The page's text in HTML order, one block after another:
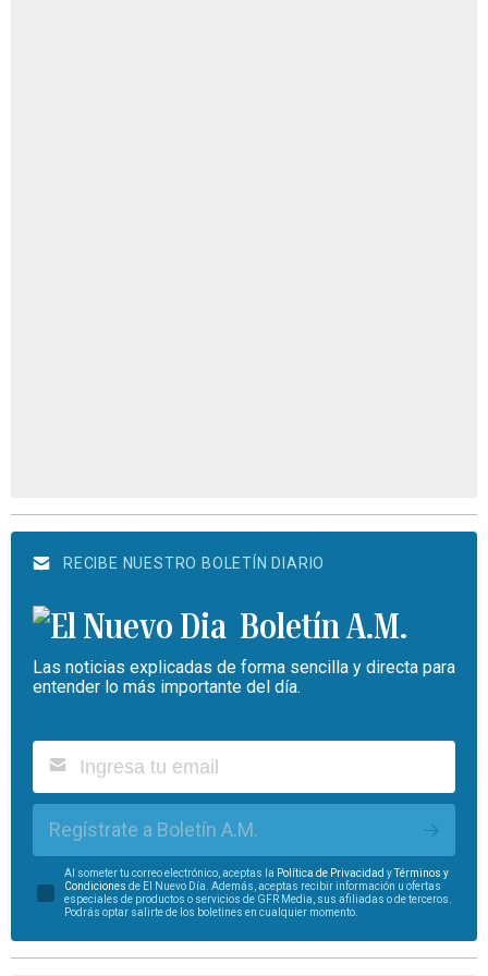
RECIBE NUESTRO BOLETÍN DIARIO
Boletín A.M.
Las noticias explicadas de forma sencilla y directa para
entender lo más importante del día.
Regístrate a Boletín A.M.
Al someter tu correo electrónico, aceptas la Política de Privacidad yTérminos y
Condiciones de El Nuevo Día. Además, aceptas recibir información u ofertas
especiales de productos o servicios de GFR Media, sus afiliadas o de terceros.
Podrás optar salirte de los boletines en cualquier momento.